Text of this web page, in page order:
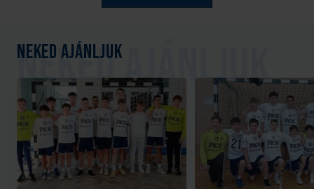
Neked ajánljuk